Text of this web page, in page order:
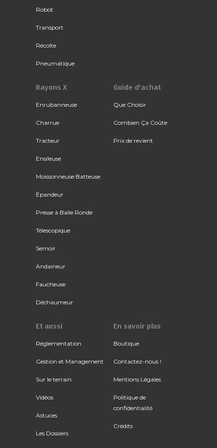
Robot
Transport
Récolte
Pneumatique
Rayons X
Enrubanneuse
Charrue
Tracteur
Ensileuse
Moissonneuse Batteuse
Épandeur
Presse à Balle Ronde
Télescopique
Semoir
Andaineur
Faucheuse
Déchaumeur
Guide d'achat
Que Choisir
Combien Ça Coûte
Prix de revient
Et aussi
Réglementation
Gestion et Management
Sur le terrain
Vidéos
Astuces
Les Dossiers
En savoir plus
Boutique
Contactez-nous !
Mentions Légales
Politique de
confidentialité
Crédits